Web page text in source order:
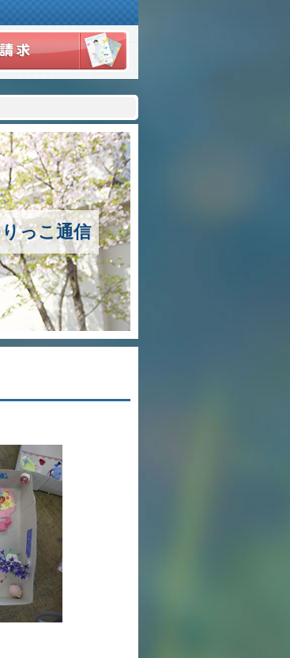
っこ通信
３つの豊かさ・沿革
アクセスマップ
制服紹介
スクールバス運行
授業の特色
教育の特色
進路指導